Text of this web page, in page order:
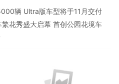
辆 Ultra版车型将于11月交付
花秀盛大启幕 首创公园花境车